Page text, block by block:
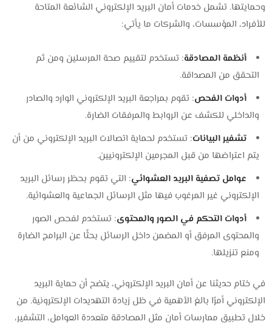
وحمايتها. تشمل خدمات أمان البريد الإلكتروني الشائعة المتاحة
للأفراد، المؤسسات، والشركات ما يأتي:
أنظمة المصادقة: تستخدم لتقييم صحة المرسلين ومن ثم
التحقق من المصداقة.
أدوات الفحص: تقوم بمراجعة البريد الإلكتروني الوارد والصادر
والداخلي للكشف عن الروابط والمرفقات الضارة.
تشفير البيانات: تستخدم لحماية اتصالات البريد الإلكتروني من أن
يتم اعتراضها من قبل المجرمين الإلكترونيين.
عوامل تصفية البريد العشوائي: التي تقوم بحظر رسائل البريد
الإلكتروني غير المرغوب فيها مثل الرسائل الجماعية والعشوائية.
أدوات التحكم في الصور والمحتوى: تستخدم لفحص الصور
والمحتوى المرفق أو المضمن داخل الرسائل بحثًا عن البرامج الضارة
ومنع تنزيلها.
في ختام حديثنا عن أمان البريد الإلكتروني، يتضح أن حماية البريد
الإلكتروني أمرًا بالغ الأهمية في ظل زيادة التهديدات الإلكترونية. من
خلال تطبيق ممارسات أمان مثل المصادقة متعددة العوامل، التشفير،